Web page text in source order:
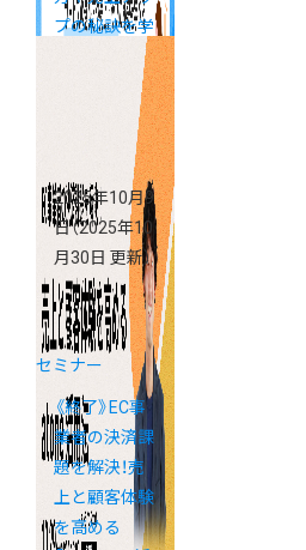
プの秘訣を学
べる「カラー
ミーショップ
2025年10月9
日（2025年10
月30日 更新）
セミナー
《終了》EC事
業者の決済課
題を解決！売
上と顧客体験
を高める